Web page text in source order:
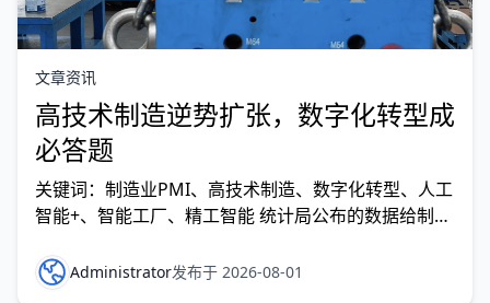
文章资讯
高技术制造逆势扩张，数字化转型成
必答题
关键词：制造业PMI、高技术制造、数字化转型、人工
智能+、智能工厂、精工智能 统计局公布的数据给制造
降1.1个百分点。但数字背后藏着更值得关注的结构性
变化——装备制造业PMI为51.4%，高技术制造业PMI
Administrator发布于 2026-08-01